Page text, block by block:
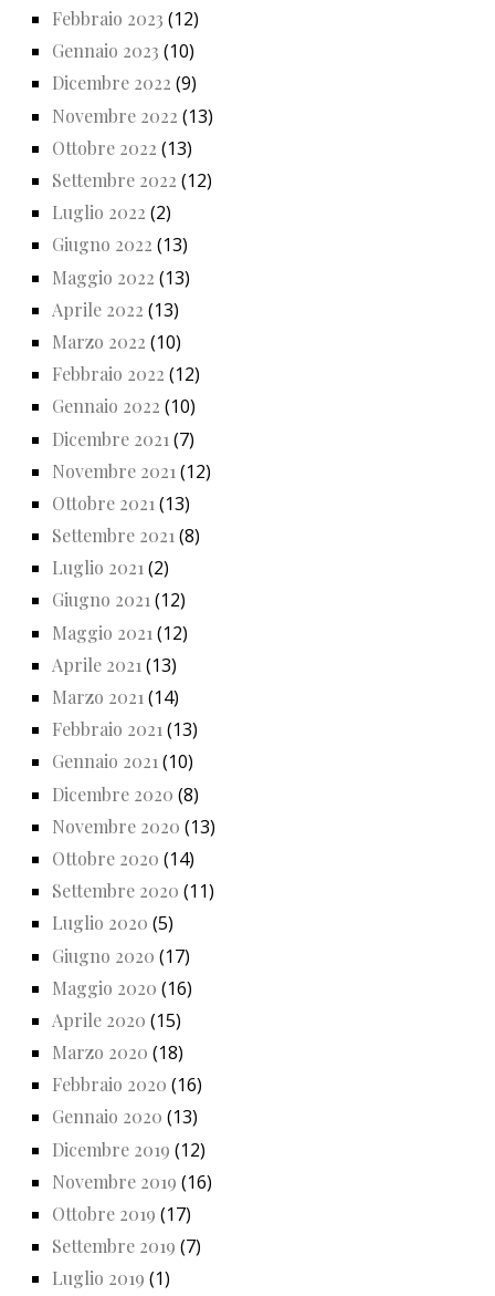
Febbraio 2023 (12)
Gennaio 2023 (10)
Dicembre 2022 (9)
Novembre 2022 (13)
Ottobre 2022 (13)
Settembre 2022 (12)
Luglio 2022 (2)
Giugno 2022 (13)
Maggio 2022 (13)
Aprile 2022 (13)
Marzo 2022 (10)
Febbraio 2022 (12)
Gennaio 2022 (10)
Dicembre 2021 (7)
Novembre 2021 (12)
Ottobre 2021 (13)
Settembre 2021 (8)
Luglio 2021(2)
Giugno 2021(12)
Maggio 2021 (12)
Aprile 2021 (13)
Marzo 2021 (14)
Febbraio 2021(13)
Gennaio 2021(10)
Dicembre 2020 (8)
Novembre 2020 (13)
Ottobre 2020 (14)
Settembre 2020 (11)
Luglio 2020 (5)
Giugno 2020 (17)
Maggio 2020 (16)
Aprile 2020 (15)
Marzo 2020 (18)
Febbraio 2020 (16)
Gennaio 2020 (13)
Dicembre 2019 (12)
Novembre 2019 (16)
Ottobre 2019 (17)
Settembre 2019 (7)
Luglio 2019 (1)